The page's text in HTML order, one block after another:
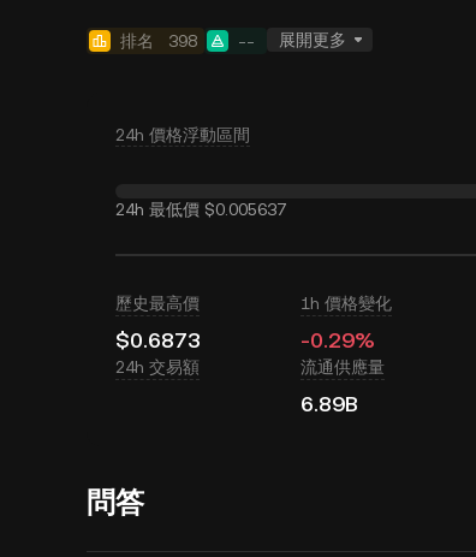
排名 398 -- 展開更多
24h 價格浮動區間
24h 最低價 $0.005637
歷史最高價
$0.6873
1h 價格變化
-0.29%
24h 交易額 流通供應量
6.89B
問答